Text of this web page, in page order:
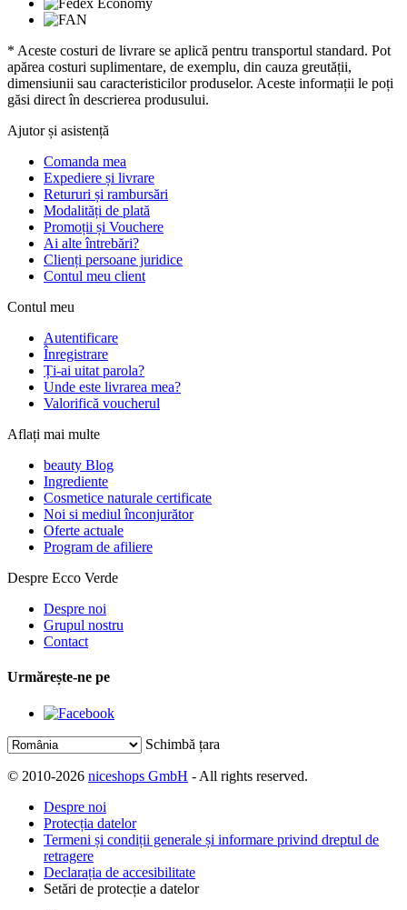
* Aceste costuri de livrare se aplică pentru transportul standard. Pot
apărea costuri suplimentare, de exemplu, din cauza greutății,
dimensiunii sau caracteristicilor produselor. Aceste informații le poți
găsi direct în descrierea produsului.
Ajutor și asistență
Comanda mea
Expediere și livrare
Retururi și rambursări
Modalități de plată
Promoții și Vouchere
Ai alte întrebări?
Clienți persoane juridice
Contul meu client
Contul meu
Autentificare
Înregistrare
Ți-ai uitat parola?
Unde este livrarea mea?
Valorifică voucherul
Aflați mai multe
beauty Blog
Ingrediente
Cosmetice naturale certificate
Noi si mediul înconjurător
Oferte actuale
Program de afiliere
Despre Ecco Verde
Despre noi
Grupul nostru
Contact
Urmărește-ne pe
Schimbă țara
© 2010-2026 niceshops GmbH - All rights reserved.
Despre noi
Protecția datelor
Termeni și condiții generale și informare privind dreptul de
retragere
Declarația de accesibilitate
Setări de protecție a datelor